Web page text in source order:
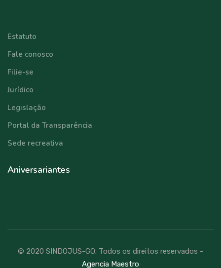
Estatuto
Fale conosco
Filie-se
Jurídico
Legislação
Portal da Transparência
Sede recreativa
Aniversariantes
© 2020 SINDOJUS-GO. Todos os direitos reservados -
Agencia Maestro